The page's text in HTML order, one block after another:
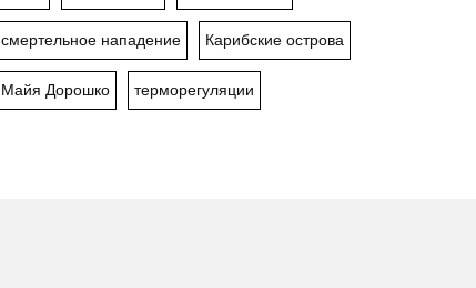
смертельное нападение Карибские острова
Майя Дорошко терморегуляции